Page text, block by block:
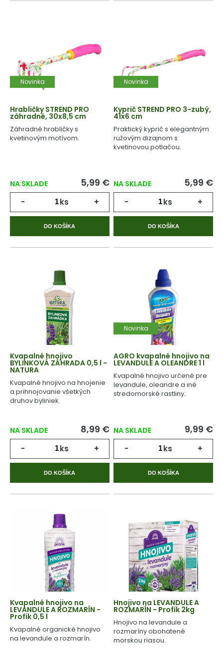
Novinka
Hrabličky STREND PRO
záhradné, 30x8,5 cm
Záhradné hrabličky s
kvetinovým motívom.
NA SKLADE 5,99 €
- ks +
DO KOŠÍKA
Novinka
Kyprič STREND PRO 3-zubý,
41x6 cm
Praktický kyprič s elegantným
ružovým dizajnom s
kvetinovou potlačou.
NA SKLADE 5,99 €
- ks +
DO KOŠÍKA
Kvapalné hnojivo
BYLINKOVÁ ZÁHRADA 0,5 l -
NATURA
Kvapalné hnojivo na hnojenie
a prihnojovanie všetkých
druhov byliniek.
NA SKLADE 8,99 €
- ks +
DO KOŠÍKA
Novinka
AGRO kvapalné hnojivo na
LEVANDULE A OLEANDRE 1 l
Kvapalné hnojivo určené pre
levandule, oleandre a iné
stredomorské rastliny.
NA SKLADE 9,99 €
- ks +
DO KOŠÍKA
Kvapalné hnojivo na
LEVANDULE A ROZMARÍN -
Profík 0,5 l
Kvapalné organické hnojivo
na levandule a rozmarín.
Hnojivo na LEVANDULE A
ROZMARÍN - Profík 2kg
Hnojivo na levandule a
rozmaríny obohatené
morskou riasou.